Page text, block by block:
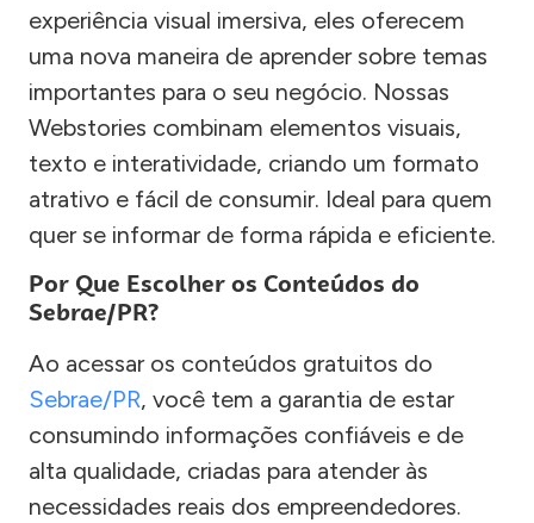
experiência visual imersiva, eles oferecem
uma nova maneira de aprender sobre temas
importantes para o seu negócio. Nossas
Webstories combinam elementos visuais,
texto e interatividade, criando um formato
atrativo e fácil de consumir. Ideal para quem
quer se informar de forma rápida e eficiente.
Por Que Escolher os Conteúdos do
Sebrae/PR?
Ao acessar os conteúdos gratuitos do
Sebrae/PR, você tem a garantia de estar
consumindo informações confiáveis e de
alta qualidade, criadas para atender às
necessidades reais dos empreendedores.